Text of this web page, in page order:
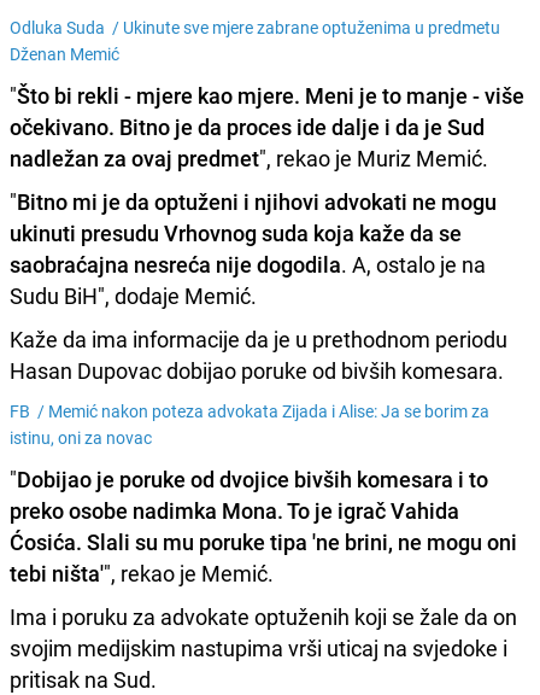
Odluka Suda / Ukinute sve mjere zabrane optuženima u predmetu
Dženan Memić
"Što bi rekli - mjere kao mjere. Meni je to manje - više
očekivano. Bitno je da proces ide dalje i da je Sud
nadležan za ovaj predmet", rekao je Muriz Memić.
"Bitno mi je da optuženi i njihovi advokati ne mogu
ukinuti presudu Vrhovnog suda koja kaže da se
saobraćajna nesreća nije dogodila. A, ostalo je na
Sudu BiH", dodaje Memić.
Kaže da ima informacije da je u prethodnom periodu
Hasan Dupovac dobijao poruke od bivših komesara.
FB / Memić nakon poteza advokata Zijada i Alise: Ja se borim za
istinu, oni za novac
"Dobijao je poruke od dvojice bivših komesara i to
preko osobe nadimka Mona. To je igrač Vahida
Ćosića. Slali su mu poruke tipa 'ne brini, ne mogu oni
tebi ništa'", rekao je Memić.
Ima i poruku za advokate optuženih koji se žale da on
svojim medijskim nastupima vrši uticaj na svjedoke i
pritisak na Sud.